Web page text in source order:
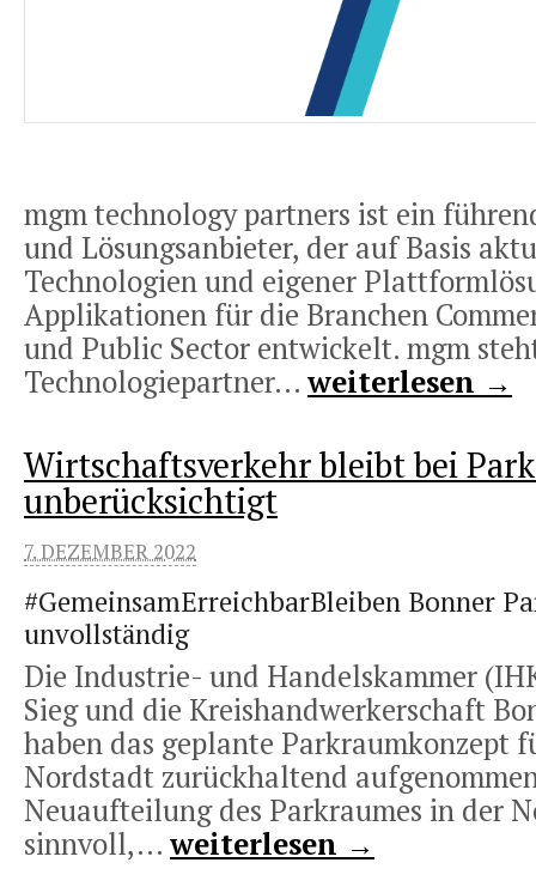
mgm technology partners ist ein
und Lösungsanbieter, der auf Basis
Technologien und eigener
Applikationen für die Branchen
und Public Sector entwickelt. mgm
Technologiepartner... weiterlesen →
Wirtschaftsverkehr bleibt bei
unberücksichtigt
7. DEZEMBER 2022
#GemeinsamErreichbarBleiben Bonner
unvollständig
Die Industrie- und Handelskammer
Sieg und die Kreishandwerkerschaft
haben das geplante Parkraumkonzept
Nordstadt zurückhaltend
Neuaufteilung des Parkraumes in der
sinnvoll,... weiterlesen →